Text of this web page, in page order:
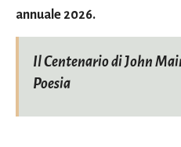
annuale 2026.
Il Centenario di John
Poesia